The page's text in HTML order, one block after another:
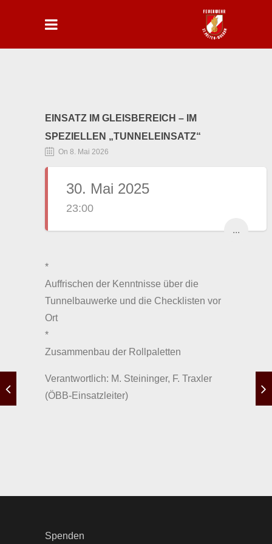
EINSATZ IM GLEISBEREICH – IM
SPEZIELLEN „TUNNELEINSATZ“
On 8. Mai 2026
30. Mai 2025
23:00
...
*
Auffrischen der Kenntnisse über die
Tunnelbauwerke und die Checklisten vor
Ort
*
Zusammenbau der Rollpaletten
Verantwortlich: M. Steininger, F. Traxler
(ÖBB-Einsatzleiter)
Spenden